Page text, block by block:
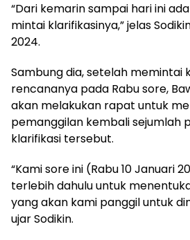
“Dari kemarin sampai hari ini
mintai klarifikasinya,” jelas
2024.
Sambung dia, setelah memintai
rencananya pada Rabu sore,
akan melakukan rapat untuk
pemanggilan kembali sejumlah
klarifikasi tersebut.
“Kami sore ini (Rabu 10 Januari
terlebih dahulu untuk
yang akan kami panggil untuk
ujar Sodikin.